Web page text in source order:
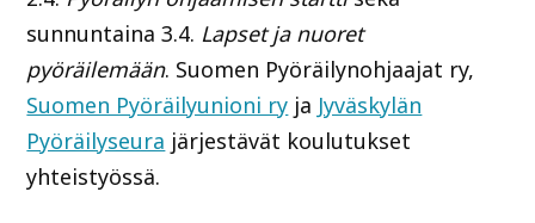
sunnuntaina 3.4. Lapset ja nuoret
pyöräilemään. Suomen Pyöräilynohjaajat ry,
Suomen Pyöräilyunioni ry ja Jyväskylän
Pyöräilyseura järjestävät koulutukset
yhteistyössä.